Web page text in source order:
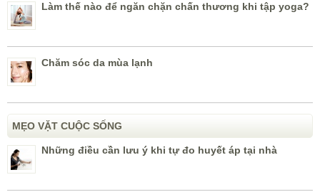
Làm thế nào để ngăn chặn chấn thương khi tập yoga?
Chăm sóc da mùa lạnh
MẸO VẶT CUỘC SỐNG
Những điều cần lưu ý khi tự đo huyết áp tại nhà